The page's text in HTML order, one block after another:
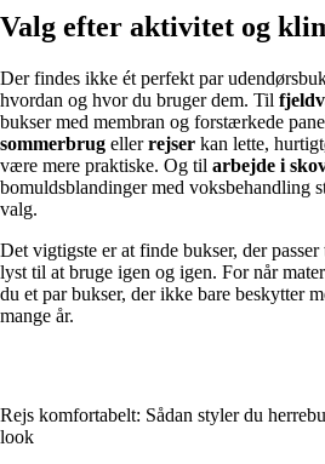
Valg efter aktivitet og
Der findes ikke ét perfekt par
hvordan og hvor du bruger dem. Til
bukser med membran og forstærkede
sommerbrug ellerrejser kan lette,
være mere praktiske. Og til arbejde i
bomuldsblandinger med voksbehandling
valg.
Det vigtigste er at finde bukser, der
lyst til at bruge igen og igen. For når
du et par bukser, der ikke bare beskytter
mange år.
Rejs komfortabelt: Sådan styler du
look